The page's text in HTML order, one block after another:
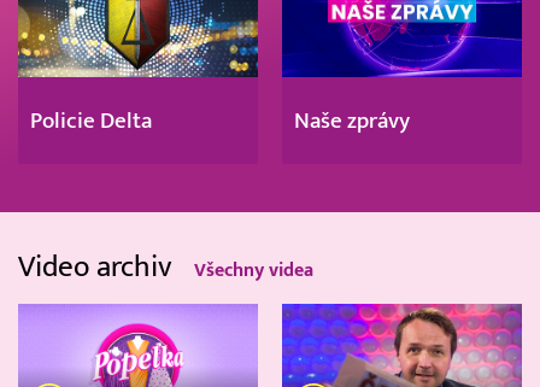
Policie Delta Naše zprávy
Video archiv Všechny videa